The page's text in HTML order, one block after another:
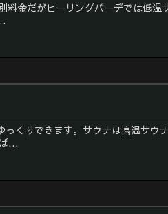
料金だがヒーリングバーデでは低温
くりできます。サウナは高温サウ
...